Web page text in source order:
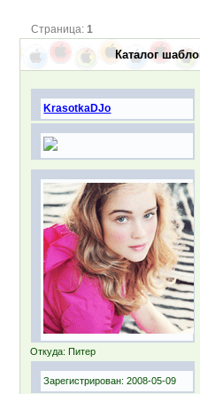
Каталог
Страница: 1
KrasotkaDJo
Откуда: Питер
Зарегистрирован: 2008-05-09